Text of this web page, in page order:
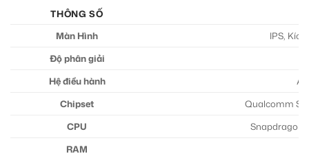
THÔNG SỐ
Màn Hình
IPS,
Độ phân giải
Hệ điều hành
Chipset
Qualcomm
CPU
Snapdragon
RAM